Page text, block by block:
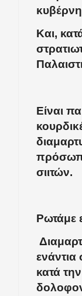
Και,
Είναι
πρόσωπο
σιιτών.
Ρωτάμε
κατά